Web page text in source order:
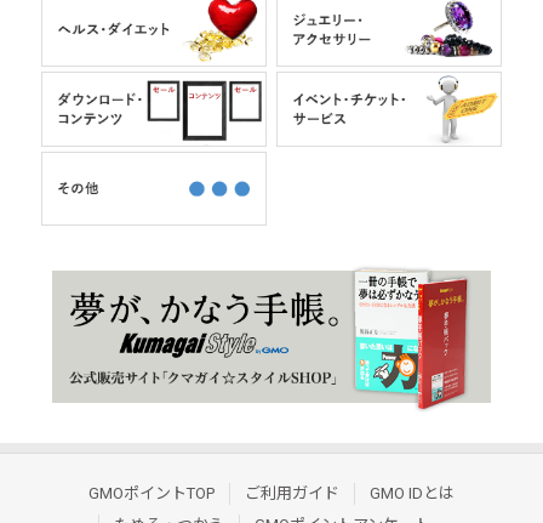
GMOポイントTOP ご利用ガイド
GMO IDとは